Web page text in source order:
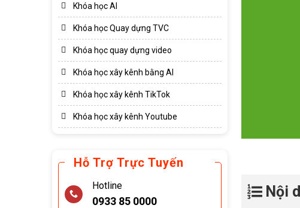
Khóa học AI
Khóa học Quay dựng TVC
Khóa học quay dựng video
Khóa học xây kênh bằng AI
Khóa học xây kênh TikTok
Khóa học xây kênh Youtube
Hỗ Trợ Trực Tuyến
Hotline
0933 85 0000
Nội